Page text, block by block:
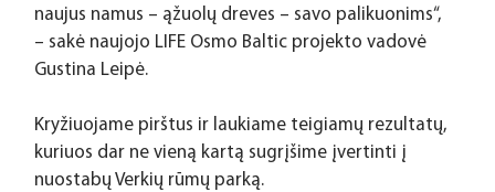
naujus namus – ąžuolų dreves – savo palikuonims“,
– sakė naujojo LIFE Osmo Baltic projekto vadovė
Gustina Leipė.
Kryžiuojame pirštus ir laukiame teigiamų rezultatų,
kuriuos dar ne vieną kartą sugrįšime įvertinti į
nuostabų Verkių rūmų parką.